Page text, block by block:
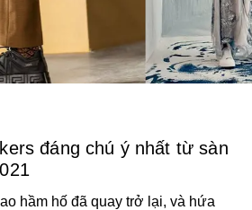
đáng chú ý nhất từ sàn
hầm hố đã quay trở lại, và hứa